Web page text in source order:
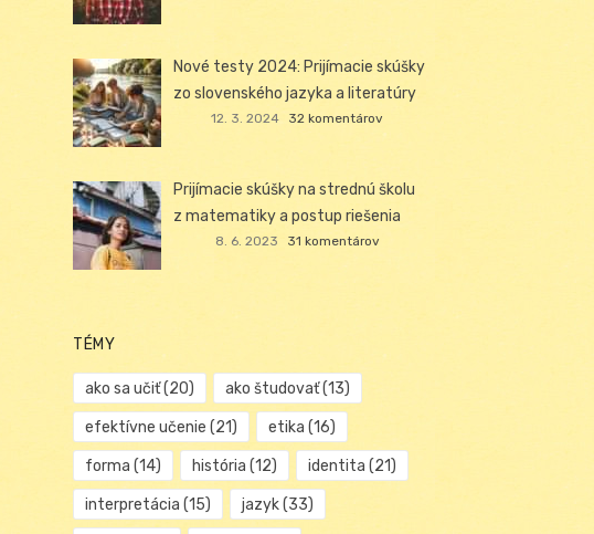
Nové testy 2024: Prijímacie skúšky
zo slovenského jazyka a literatúry
12. 3. 2024 32 komentárov
Prijímacie skúšky na strednú školu
z matematiky a postup riešenia
8. 6. 2023 31 komentárov
TÉMY
ako sa učiť(20) ako študovať(13)
efektívne učenie (21) etika (16)
forma (14) história (12) identita (21)
interpretácia (15) jazyk(33)